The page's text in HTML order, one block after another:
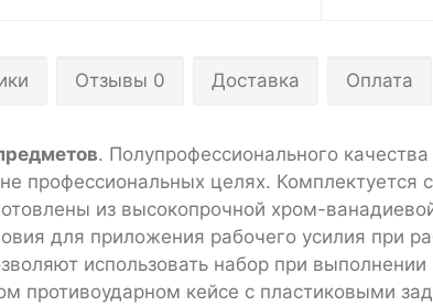
Отзывы 0 Доставка Оплата
. Полупрофессионального
профессиональных целях.
из высокопрочной хром-
для приложения рабочего усилия при
использовать набор при выполнении
противоударном кейсе с пластиковыми